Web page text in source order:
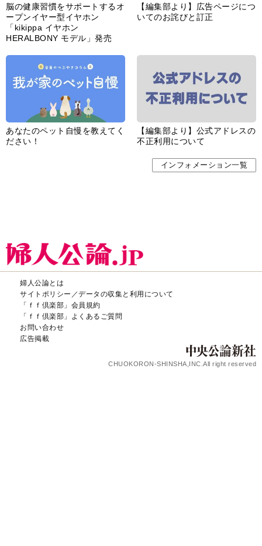
脳の健康習慣をサポートするオ
ープンイヤー型イヤホン
「kikippa イヤホン
HERALBONY モデル」発売
【編集部より】広告ページにつ
いてのお詫びと訂正
あなたのペット自慢を教えてく
ださい！
【編集部より】公式アドレスの
不正利用について
インフォメーション一覧
婦人公論とは
サイトポリシー／データの収集と利用について
「ｆｆ倶楽部」会員規約
「ｆｆ倶楽部」よくあるご質問
お問い合わせ
広告掲載
CHUOKORON-SHINSHA,INC.All right reserved